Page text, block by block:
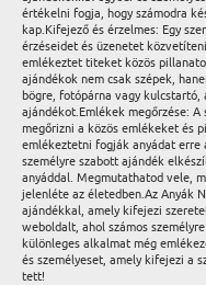
értékelni fogja, hogy számodra
kap.Kifejező és érzelmes: Egy
érzéseidet és üzenetet
emlékeztet titeket közös
ajándékok nem csak szépek,
bögre, fotópárna vagy kulcstartó,
ajándékot.Emlékek megőrzése:
megőrizni a közös emlékeket és
emlékeztetni fogják anyádat erre
személyre szabott ajándék
anyáddal. Megmutathatod vele,
jelenléte az életedben.Az Anyák
ajándékkal, amely kifejezi
weboldalt, ahol számos
különleges alkalmat még
és személyeset, amely kifejezi a
tett!